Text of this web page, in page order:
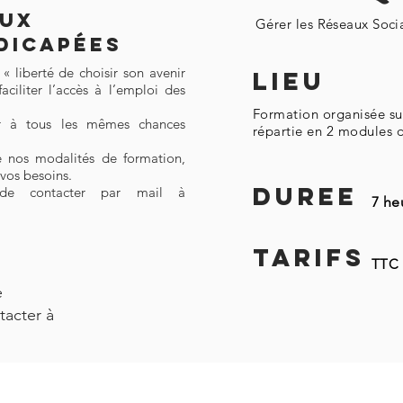
liberté de choisir son avenir
l’accès à l’emploi des
tous les mêmes chances
nos modalités de formation,
besoins.
contacter par mail à
à
Gérer les Réseaux
LIEU
Formation organisée
répartie en 2 modules
DUREE 7
TARIFS